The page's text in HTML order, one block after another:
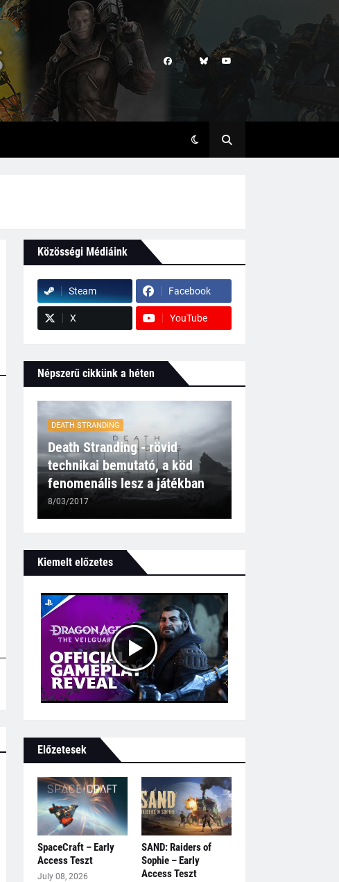
Közösségi Médiáink
Steam Facebook
X YouTube
Népszerű cikkünk a héten
DEATH STRANDING
Death Stranding - rövid
technikai bemutató, a köd
fenomenális lesz a játékban
8/03/2017
Kiemelt előzetes
Előzetesek
SpaceCraft – Early
Access Teszt
July 08, 2026
SAND: Raiders of
Sophie – Early
Access Teszt